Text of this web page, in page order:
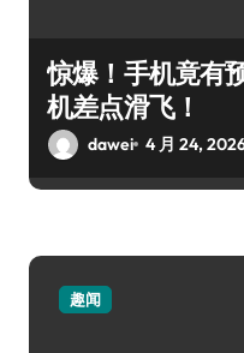
惊爆！手机竟有
机差点滑飞！
dawei 4 月 24,
趣闻